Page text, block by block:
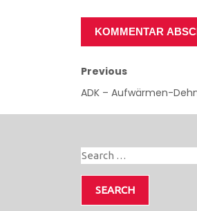
Previous
ADK – Aufwärmen-